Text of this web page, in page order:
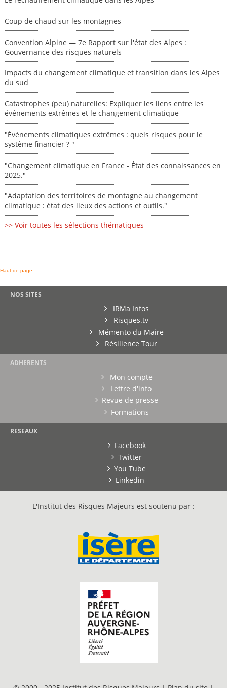
Coup de chaud sur les montagnes
Convention Alpine — 7e Rapport sur l'état des Alpes :
Gouvernance des risques naturels
Impacts du changement climatique et transition dans les Alpes
du sud
Catastrophes (peu) naturelles: Expliquer les liens entre les
événements extrêmes et le changement climatique
"Événements climatiques extrêmes : quels risques pour le
système financier ? "
"Changement climatique en France - État des connaissances en
2025."
"Adaptation des territoires de montagne au changement
climatique : état des lieux des actions et outils."
>> Voir toutes les sélections thématiques
Haut de page
NOS SITES
IRMa Infos
Risques.tv
Mémento du Maire
Résilience Tour
ADHERENTS
Mon compte
Lettre d'info
Revue de presse
Formations
RESEAUX
Facebook
Twitter
You Tube
Linkedin
L'Institut des Risques Majeurs est soutenu par :